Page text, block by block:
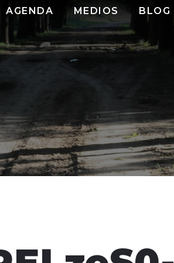
AGENDA MEDIOS BLOG